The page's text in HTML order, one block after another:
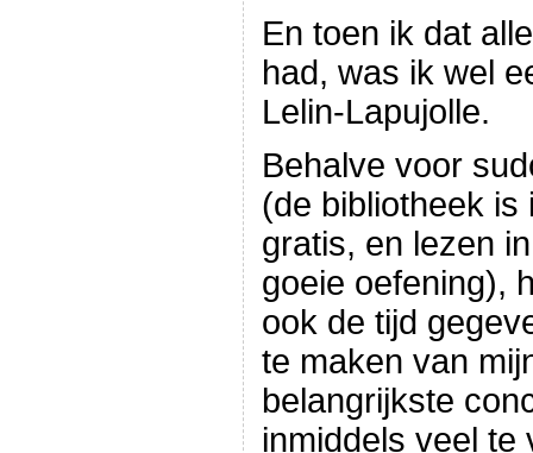
En toen ik dat
had, was ik wel
Lelin-Lapujolle.
Behalve voor
(de bibliotheek is
gratis, en lezen
goeie oefening),
ook de tijd
te maken van
belangrijkste
inmiddels veel te